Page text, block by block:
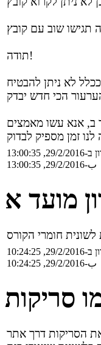
תודה!
לא ניתן להבטיח
ב, אנא עשו מאמצים
13:00:35
ب-29/2/2016, 13:00:35
מועד א
10:24:25
ب-29/2/2016, 10:24:25
סריקות